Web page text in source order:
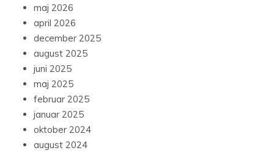
maj 2026
april 2026
december 2025
august 2025
juni 2025
maj 2025
februar 2025
januar 2025
oktober 2024
august 2024